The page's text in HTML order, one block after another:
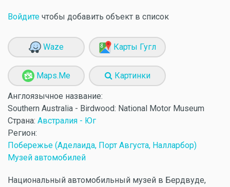
Войдите чтобы добавить объект в список
Waze Карты Гугл
Maps.Me Картинки
Англоязычное название:
Southern Australia - Birdwood: National Motor Museum
Страна: Австралия - Юг
Регион:
Побережье (Аделаида, Порт Августа, Налларбор)
Музей автомобилей
Национальный автомобильный музей в Бердвуде,